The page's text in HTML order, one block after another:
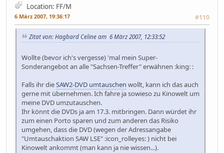
Location: FF/M
6 März 2007, 19:36:17 #110
Zitat von: Hagbard Celine am 6 März 2007, 12:33:52
Wollte (bevor ich's vergesse) 'mal mein Super-
Sonderangebot an alle "Sachsen-Treffer" erwähnen :king: :
Falls ihr dieSAW2-DVD umtauschen wollt, kann ich das auch
gerne mit übernehmen. Ich fahre ja sowieso zu Kinowelt um
meine DVD umzutauschen.
Ihr könnt die DVDs ja am 17.3. mitbringen. Dann würdet ihr
zum einen Porto sparen und zum anderen das Risiko
umgehen, dass die DVD (wegen der Adressangabe
"Umtauschaktion SAW LSE" :icon_rolleyes: ) nicht bei
Kinowelt ankommt (man kann ja nie wissen...).